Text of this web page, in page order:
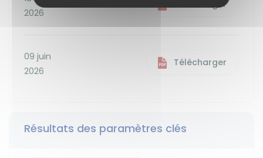
2026
Télécharger
09 juin
2026
Télécharger
Résultats des paramètres clés